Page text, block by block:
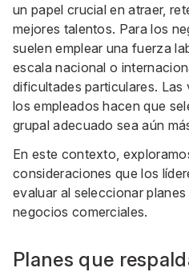
un papel crucial en atraer,
mejores talentos. Para los
suelen emplear una fuerza
escala nacional o
dificultades particulares. Las
los empleados hacen que
grupal adecuado sea aún
En este contexto,
consideraciones que los
evaluar al seleccionar
negocios comerciales.
Planes que